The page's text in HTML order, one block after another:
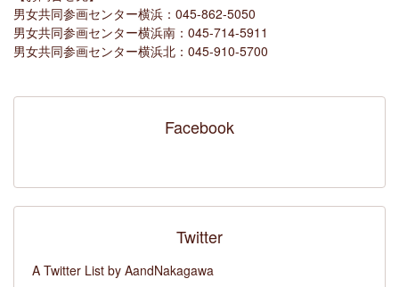
男女共同参画センター横浜：045-862-5050
男女共同参画センター横浜南：045-714-5911
男女共同参画センター横浜北：045-910-5700
Facebook
Twitter
A Twitter List by AandNakagawa